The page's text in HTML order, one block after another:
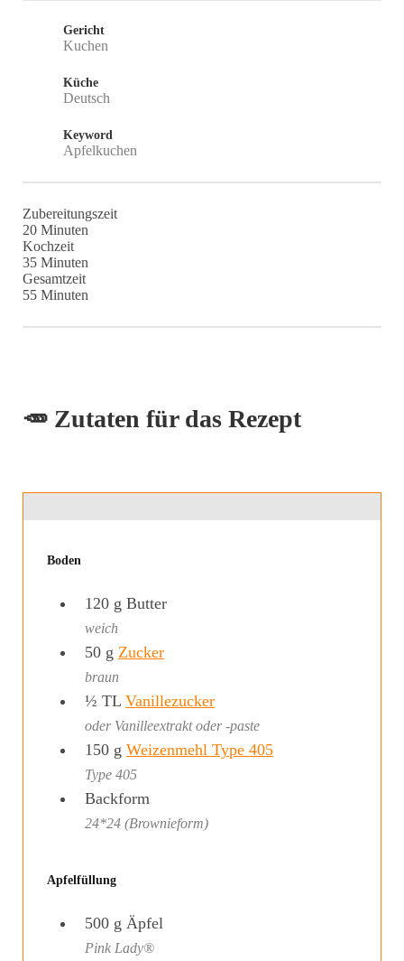
Gericht
Kuchen
Küche
Deutsch
Keyword
Apfelkuchen
Zubereitungszeit
20Minuten
Minuten
Kochzeit
35Minuten
Minuten
Gesamtzeit
55Minuten
Minuten
🥕 Zutaten für das Rezept
Boden
120 g Butter
weich
50 g Zucker
braun
½ TL Vanillezucker
oder Vanilleextrakt oder -paste
150 g Weizenmehl Type 405
Type 405
Backform
24*24 (Brownieform)
Apfelfüllung
500 g Äpfel
Pink Lady®